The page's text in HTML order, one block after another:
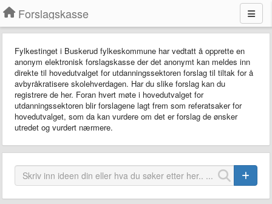
Forslagskasse
Fylkestinget i Buskerud fylkeskommune har vedtatt å opprette en
anonym elektronisk forslagskasse der det anonymt kan meldes inn
direkte til hovedutvalget for utdanningssektoren forslag til tiltak for å
avbyråkratisere skolehverdagen. Har du slike forslag kan du
registrere de her. Foran hvert møte i hovedutvalget for
utdanningssektoren blir forslagene lagt frem som referatsaker for
hovedutvalget, som da kan vurdere om det er forslag de ønsker
utredet og vurdert nærmere.